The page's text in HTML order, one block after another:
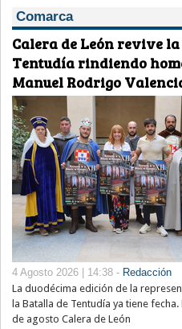
Comarca
Calera de León revive
Tentudía rindiendo
Manuel Rodrigo
4 Agosto 2026 | 14:38 - Redacción
La duodécima edición de la
la Batalla de Tentudía ya tiene fecha.
de agosto Calera de León